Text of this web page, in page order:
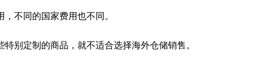
不同的国家费用也不同。
别定制的商品，就不适合选择海外仓储销售。